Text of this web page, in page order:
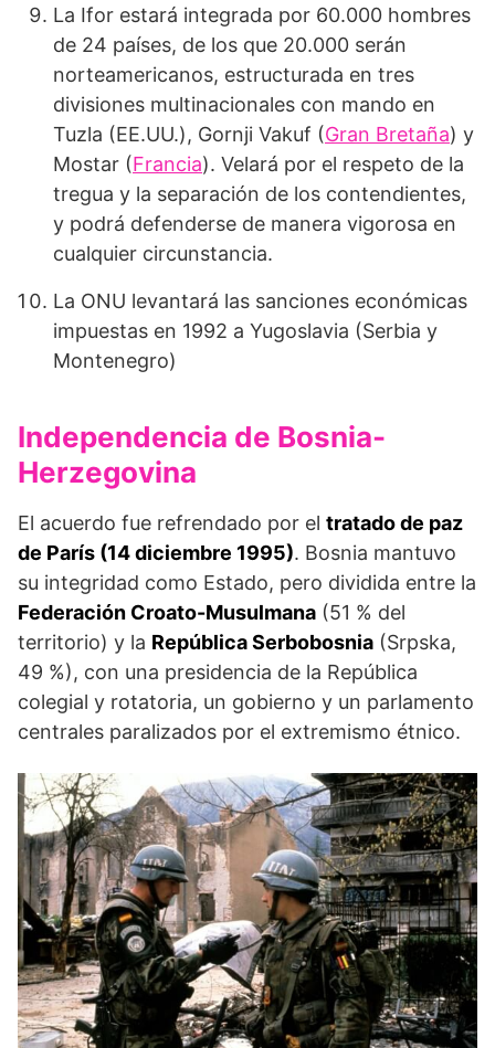
La Ifor estará integrada por 60.000 hombres
de 24 países, de los que 20.000 serán
norteamericanos, estructurada en tres
divisiones multinacio­nales con mando en
Tuzla (EE.UU.), Gornji Vakuf (Gran Bretaña) y
Mostar (Francia). Velará por el respeto de la
tregua y la separación de los conten­dientes,
y podrá defenderse de manera vigorosa en
cualquier circunstancia.
La ONU levantará las sanciones económicas
impuestas en 1992 a Yugoslavia (Serbia y
Montenegro)
Independencia de Bosnia-
Herzegovina
El acuerdo fue refrendado por el tratado de paz
de París (14 diciembre 1995). Bosnia mantuvo
su integridad como Estado, pero dividida entre la
Federación Croato-Musulmana (51 % del
territorio) y la República Serbobosnia (Srpska,
49 %), con una presidencia de la República
colegial y rotatoria, un gobier­no y un parlamento
centrales paralizados por el extremismo étnico.